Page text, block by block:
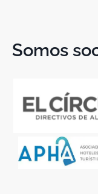
Somos